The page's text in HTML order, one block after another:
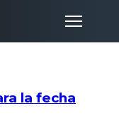
la fecha